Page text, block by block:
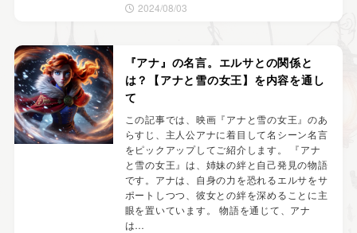
2024/08/03
『アナ』の名言。エルサとの関係と
は？【アナと雪の女王】を内容を通し
て
この記事では、映画『アナと雪の女王』のあ
らすじ、主人公アナに着目して名シーン名言
をピックアップしてご紹介します。 『アナ
と雪の女王』は、姉妹の絆と自己発見の物語
です。アナは、自身の力を恐れるエルサをサ
ポートしつつ、彼女との絆を深めることに主
眼を置いています。 物語を通じて、アナ
は…